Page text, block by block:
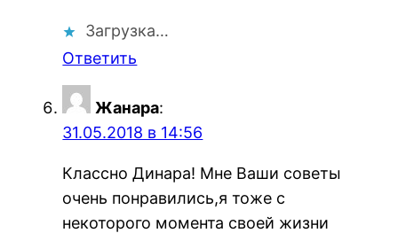
Загрузка…
Ответить
Жанара:
31.05.2018 в 14:56
Классно Динара! Мне Ваши советы
очень понравились,я тоже с
некоторого момента своей жизни